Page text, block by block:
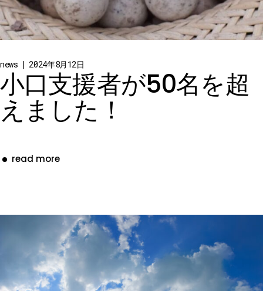
news 2024年8月12日
小口支援者が50名を超
えました！
read more